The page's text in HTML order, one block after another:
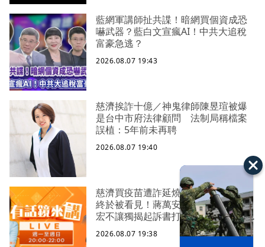
藍網軍講師扯共諜！暗網買個資成恐
嚇武器？藍白文宣瘋AI！中共大追稅
富豪急逃？
2026.08.07 19:43
慈濟挨詐十億／神鬼律師陳昱瑄被爆
是台中市府法律顧問 法制局稱檔案
誤植：5年前未再聘
2026.08.07 19:40
慈濟買疫苗遭詐延燒！陳時中嘆真相
終於被看見！蔣萬安翻車又怪中央？
宏不讓獨揭起訴書打臉藍白？柯文哲
生日嚇一大跳忘記腳傷？虐童案再
爆！北市府突襲稽查變套招？
2026.08.07 19:38